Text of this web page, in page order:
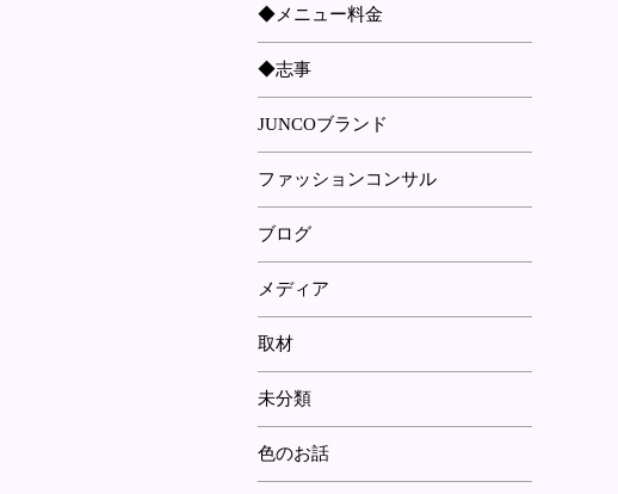
◆メニュー料金
◆志事
JUNCOブランド
ファッションコンサル
ブログ
メディア
取材
未分類
色のお話